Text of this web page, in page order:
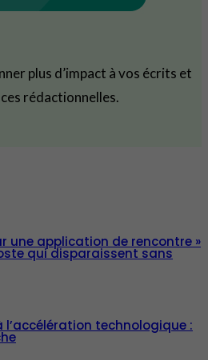
plus d’impact à vos écrits et
rédactionnelles.
une application de rencontre »
qui disparaissent sans
l’accélération technologique :